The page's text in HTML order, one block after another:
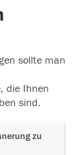
sollte man
die Ihnen
sind.
zu